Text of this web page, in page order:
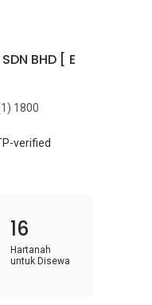
SDN BHD [ E
1800
verified
16
Hartanah
untuk Disewa